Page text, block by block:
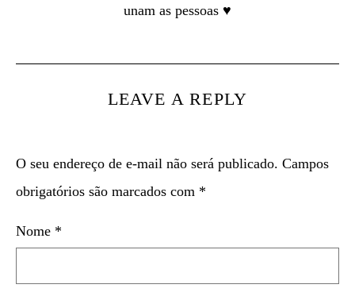
unam as pessoas ♥
LEAVE A REPLY
O seu endereço de e-mail não será publicado. Campos
obrigatórios são marcados com *
Nome *